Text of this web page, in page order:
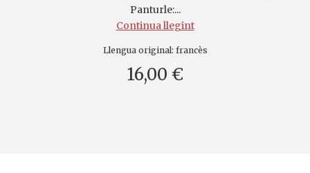
Panturle:...
Continua llegint
Llengua original: francès
16,00 €